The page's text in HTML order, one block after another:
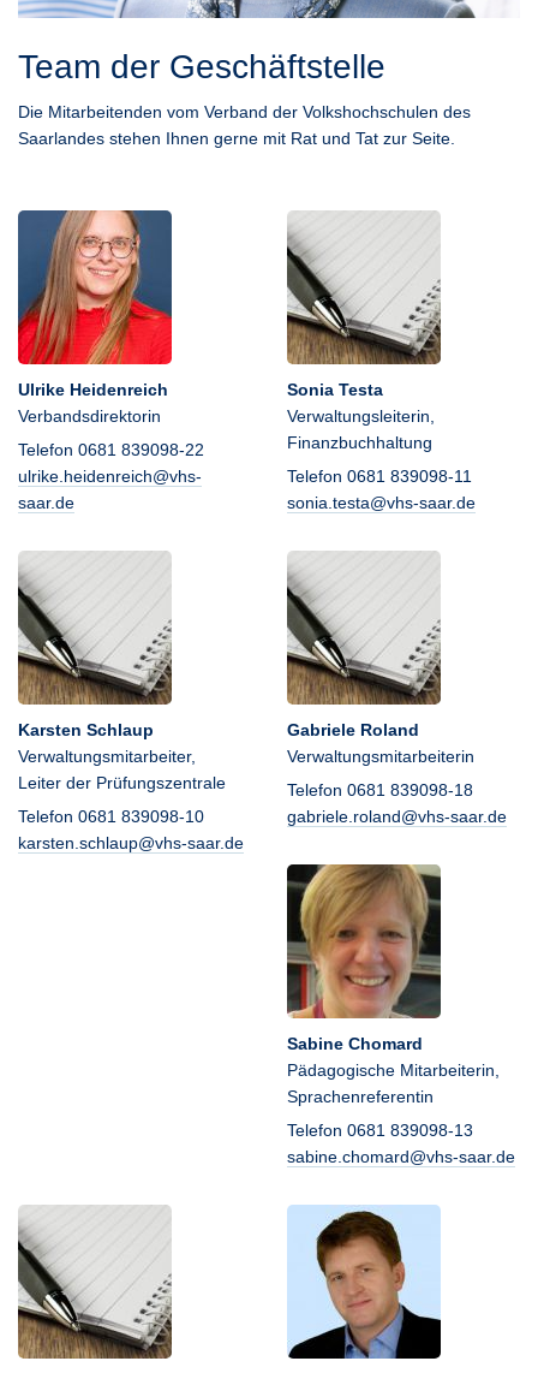
Team der Geschäftstelle
Die Mitarbeitenden vom Verband der Volkshochschulen des
Saarlandes stehen Ihnen gerne mit Rat und Tat zur Seite.
Ulrike Heidenreich
Verbandsdirektorin
Telefon 0681 839098-22
ulrike.heidenreich@vhs-
saar.de
Sonia Testa
Verwaltungsleiterin,
Finanzbuchhaltung
Telefon 0681 839098-11
sonia.testa@vhs-saar.de
Karsten Schlaup
Verwaltungsmitarbeiter,
Leiter der Prüfungszentrale
Telefon 0681 839098-10
karsten.schlaup@vhs-saar.de
Gabriele Roland
Verwaltungsmitarbeiterin
Telefon 0681 839098-18
gabriele.roland@vhs-saar.de
Sabine Chomard
Pädagogische Mitarbeiterin,
Sprachenreferentin
Telefon 0681 839098-13
sabine.chomard@vhs-saar.de